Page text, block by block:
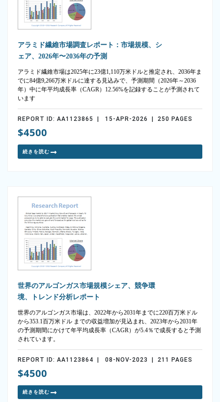
アラミド繊維市場調査レポート：市場規模、シ
ェア、2026年〜2036年の予測
アラミド繊維市場は2025年に23億1,110万米ドルと推定され、2036年ま
でに84億9,266万米ドルに達する見込みで、予測期間（2026年～2036
年）中に年平均成長率（CAGR）12.56%を記録することが予測されて
います
REPORT ID: AA1123865 | 15-APR-2026 | 250 PAGES
$4500
続きを読む
世界のアルゴンガス市場規模シェア、競争環
境、トレンド分析レポート
世界のアルゴンガス市場は、2022年から2031年までに220百万米ドル
から353.1百万米ドル までの収益増加が見込まれ、2023年から2031年
の予測期間にかけて年平均成長率（CAGR）が5.4％で成長すると予測
されています。
REPORT ID: AA1123864 | 08-NOV-2023 | 211 PAGES
$4500
続きを読む